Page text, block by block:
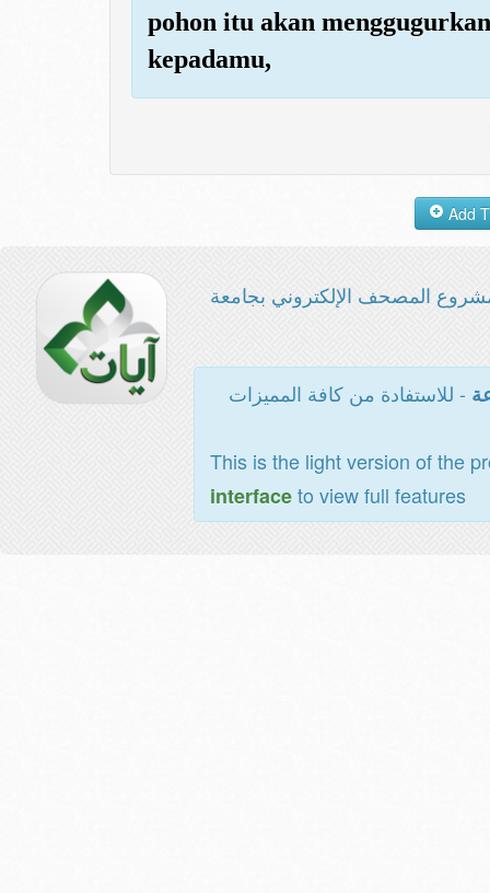
pohon itu akan
kepadamu,
المصحف الإلكتروني بجامعة
- للاستفادة من كافة المميزات
This is the light version of the
interfaceto view full features